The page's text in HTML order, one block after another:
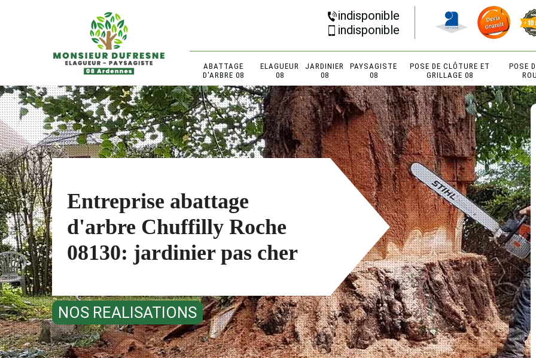
indisponible
indisponible
ABATTAGE
D'ARBRE 08
ELAGUEUR
08
JARDINIER
08
PAYSAGISTE
08
POSE DE CLÔTURE ET
GRILLAGE 08
POSE
Entreprise abattage
d'arbre Chuffilly Roche
08130: jardinier pas cher
NOS REALISATIONS